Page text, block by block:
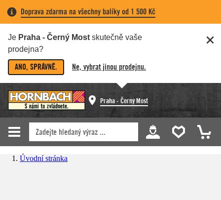
Doprava zdarma na všechny balíky od 1 500 Kč
Je Praha - Černý Most skutečně vaše
prodejna?
ANO, SPRÁVNĚ. Ne, vybrat jinou prodejnu.
Praha - Černý Most
Úvodní stránka